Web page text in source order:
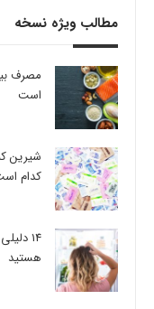
مطالب ویژه نسخه
است
شیرین
کدام
14
هستید